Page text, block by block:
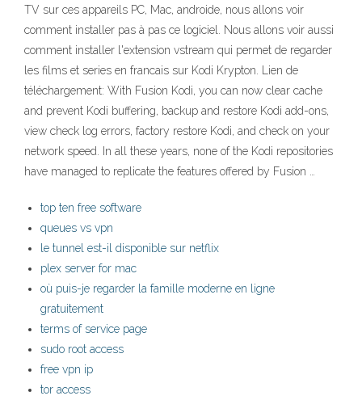
TV sur ces appareils PC, Mac, androide, nous allons voir
comment installer pas à pas ce logiciel. Nous allons voir aussi
comment installer l'extension vstream qui permet de regarder
les films et series en francais sur Kodi Krypton. Lien de
téléchargement: With Fusion Kodi, you can now clear cache
and prevent Kodi buffering, backup and restore Kodi add-ons,
view check log errors, factory restore Kodi, and check on your
network speed. In all these years, none of the Kodi repositories
have managed to replicate the features offered by Fusion …
top ten free software
queues vs vpn
le tunnel est-il disponible sur netflix
plex server for mac
où puis-je regarder la famille moderne en ligne
gratuitement
terms of service page
sudo root access
free vpn ip
tor access